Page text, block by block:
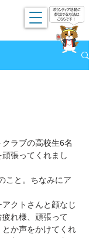
ラブの高校生6名
張ってくれまし
こと。ちなみにア
クトさんと顔なじ
れ様、頑張って
か声をかけてくれ